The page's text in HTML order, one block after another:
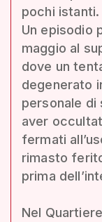
pochi istanti.
Un episodio
maggio al
dove un
degenerato
personale di
aver
fermati
rimasto
prima
Nel